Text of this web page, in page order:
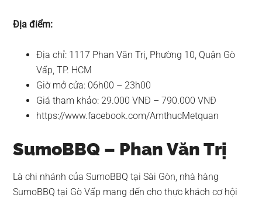
Địa điểm:
Địa chỉ: 1117 Phan Văn Trị, Phường 10, Quận Gò
Vấp, TP. HCM
Giờ mở cửa: 06h00 – 23h00
Giá tham khảo: 29.000 VNĐ – 790.000 VNĐ
https://www.facebook.com/AmthucMetquan
SumoBBQ – Phan Văn Trị
Là chi nhánh của SumoBBQ tại Sài Gòn, nhà hàng
SumoBBQ tại Gò Vấp mang đến cho thực khách cơ hội